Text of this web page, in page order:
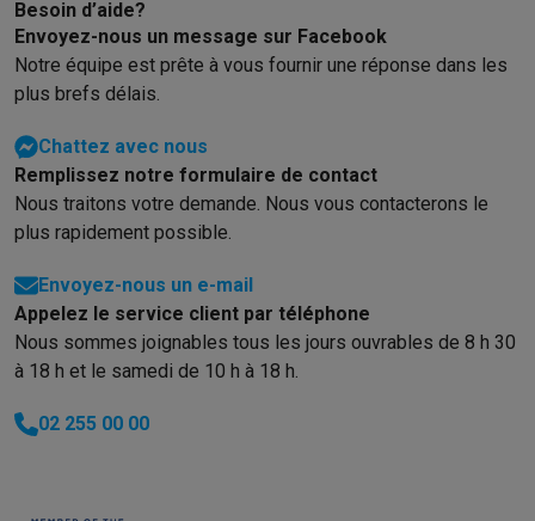
Besoin d’aide?
Envoyez-nous un message sur Facebook
Notre équipe est prête à vous fournir une réponse dans les
plus brefs délais.
Chattez avec nous
Remplissez notre formulaire de contact
Nous traitons votre demande. Nous vous contacterons le
plus rapidement possible.
Envoyez-nous un e-mail
Appelez le service client par téléphone
Nous sommes joignables tous les jours ouvrables de 8 h 30
à 18 h et le samedi de 10 h à 18 h.
02 255 00 00